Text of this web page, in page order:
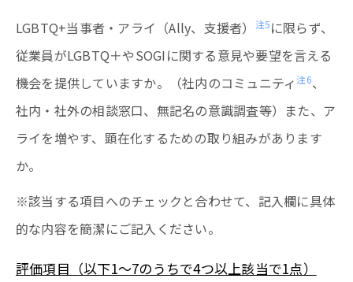
LGBTQ+当事者・アライ（Ally、支援者） 注5に限らず、
従業員がLGBTQ＋やSOGIに関する意見や要望を言える
機会を提供していますか。（社内のコミュニティ注6、
社内・社外の相談窓口、無記名の意識調査等）また、ア
ライを増やす、顕在化するための取り組みがあります
か。
※該当する項目へのチェックと合わせて、記入欄に具体
的な内容を簡潔にご記入ください。
評価項目（以下1～7のうちで4つ以上該当で1点）